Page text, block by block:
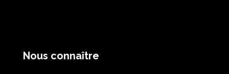
Nous connaître